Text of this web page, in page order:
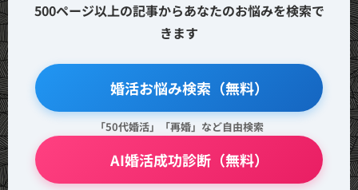
500ページ以上の記事からあなたのお悩みを検索で
きます
🔍 婚活お悩み検索（無料）
「50代婚活」「再婚」など自由検索
💖 AI婚活成功診断（無料）